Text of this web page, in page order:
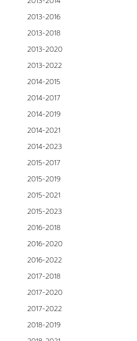
2013-2016
2013-2018
2013-2020
2013-2022
2014-2015
2014-2017
2014-2019
2014-2021
2014-2023
2015-2017
2015-2019
2015-2021
2015-2023
2016-2018
2016-2020
2016-2022
2017-2018
2017-2020
2017-2022
2018-2019